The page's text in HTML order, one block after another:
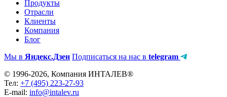
Продукты
Отрасли
Клиенты
Компания
Блог
Мы в Яндекс.Дзен Подписаться на нас в telegram
© 1996-2026, Компания ИНТАЛЕВ®
Тел: +7 (495) 223-27-93
E-mail: info@intalev.ru